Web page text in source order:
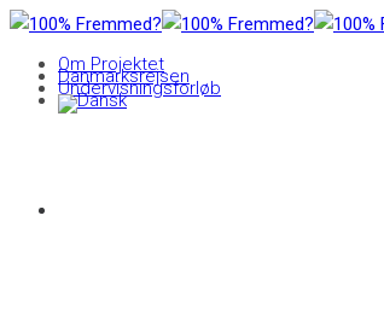
Om Projektet
Danmarksrejsen
Undervisningsforløb